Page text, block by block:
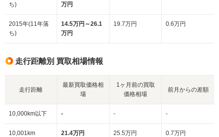
ち)
万円
2015年(11年落
ち)
14.5万円～26.1
万円
19.7万円 0.6万円
走行距離別 買取相場情報
走行距離
最新買取価格相
場
1ヶ月前の買取
価格相場
前月からの差額
10,000km以下 - - -
10,001km
21.4万円
25.5万円 0.7万円